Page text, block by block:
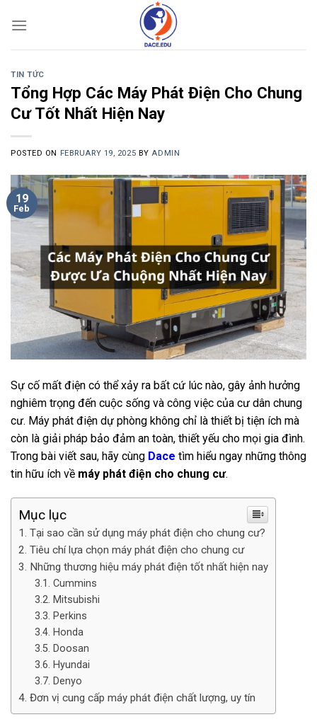
TIN TỨC
Tổng Hợp Các Máy Phát Điện Cho Chung
Cư Tốt Nhất Hiện Nay
POSTED ON FEBRUARY 19, 2025 BY ADMIN
19
Feb
Sự cố mất điện có thể xảy ra bất cứ lúc nào, gây ảnh hưởng
nghiêm trọng đến cuộc sống và công việc của cư dân chung
cư. Máy phát điện dự phòng không chỉ là thiết bị tiện ích mà
còn là giải pháp bảo đảm an toàn, thiết yếu cho mọi gia đình.
Trong bài viết sau, hãy cùng Dace tìm hiểu ngay những thông
tin hữu ích về máy phát điện cho chung cư.
Mục lục
Tại sao cần sử dụng máy phát điện cho chung cư?
Tiêu chí lựa chọn máy phát điện cho chung cư
Những thương hiệu máy phát điện tốt nhất hiện nay
Cummins
Mitsubishi
Perkins
Honda
Doosan
Hyundai
Denyo
Đơn vị cung cấp máy phát điện chất lượng, uy tín